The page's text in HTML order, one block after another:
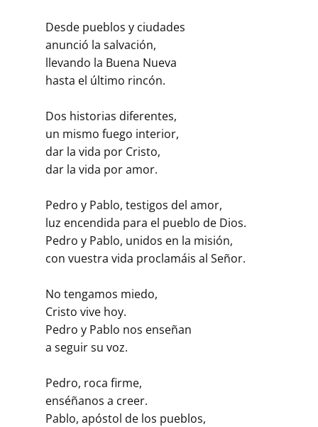
Desde pueblos y ciudades
anunció la salvación,
llevando la Buena Nueva
hasta el último rincón.
Dos historias diferentes,
un mismo fuego interior,
dar la vida por Cristo,
dar la vida por amor.
Pedro y Pablo, testigos del amor,
luz encendida para el pueblo de Dios.
Pedro y Pablo, unidos en la misión,
con vuestra vida proclamáis al Señor.
No tengamos miedo,
Cristo vive hoy.
Pedro y Pablo nos enseñan
a seguir su voz.
Pedro, roca firme,
enséñanos a creer.
Pablo, apóstol de los pueblos,